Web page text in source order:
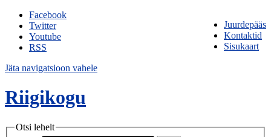
Juurdepääs
Kontaktid
Sisukaart
Facebook
Twitter
Youtube
RSS
Jäta navigatsioon vahele
Riigikogu
Otsi lehelt